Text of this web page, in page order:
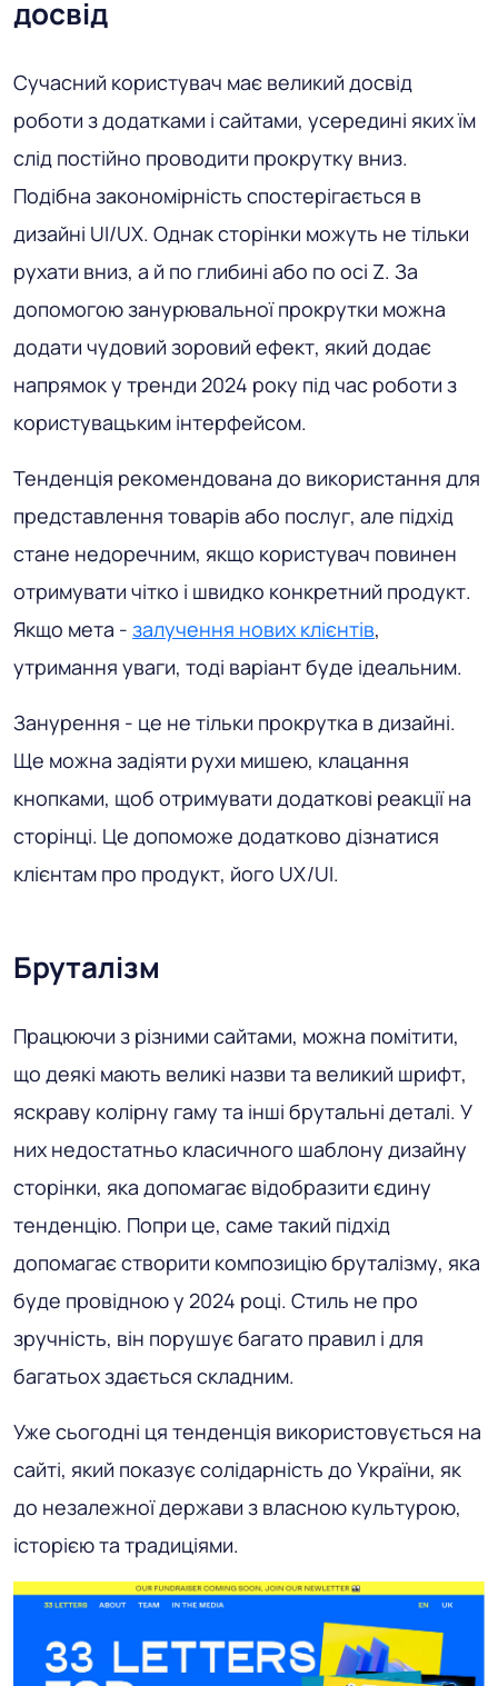
досвід
Сучасний користувач має великий досвід
роботи з додатками і сайтами, усередині яких їм
слід постійно проводити прокрутку вниз.
Подібна закономірність спостерігається в
дизайні UI/UX. Однак сторінки можуть не тільки
рухати вниз, а й по глибині або по осі Z. За
допомогою занурювальної прокрутки можна
додати чудовий зоровий ефект, який додає
напрямок у тренди 2024 року під час роботи з
користувацьким інтерфейсом.
Тенденція рекомендована до використання для
представлення товарів або послуг, але підхід
стане недоречним, якщо користувач повинен
отримувати чітко і швидко конкретний продукт.
Якщо мета - залучення нових клієнтів,
утримання уваги, тоді варіант буде ідеальним.
Занурення - це не тільки прокрутка в дизайні.
Ще можна задіяти рухи мишею, клацання
кнопками, щоб отримувати додаткові реакції на
сторінці. Це допоможе додатково дізнатися
клієнтам про продукт, його UX/UI.
Бруталізм
Працюючи з різними сайтами, можна помітити,
що деякі мають великі назви та великий шрифт,
яскраву колірну гаму та інші брутальні деталі. У
них недостатньо класичного шаблону дизайну
сторінки, яка допомагає відобразити єдину
тенденцію. Попри це, саме такий підхід
допомагає створити композицію бруталізму, яка
буде провідною у 2024 році. Стиль не про
зручність, він порушує багато правил і для
багатьох здається складним.
Уже сьогодні ця тенденція використовується на
сайті, який показує солідарність до України, як
до незалежної держави з власною культурою,
історією та традиціями.